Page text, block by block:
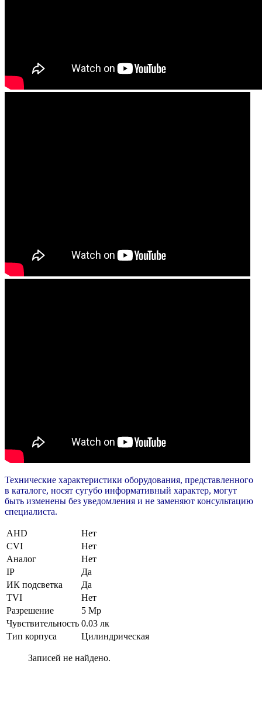
Технические характеристики оборудования, представленного
в каталоге, носят сугубо информативный характер, могут
быть изменены без уведомления и не заменяют консультацию
специалиста.
AHD
Нет
CVI
Нет
Аналог
Нет
IP
Да
ИК подсветка
Да
TVI
Нет
Разрешение
5 Мр
Чувствительность 0.03 лк
Тип корпуса
Цилиндрическая
Записей не найдено.